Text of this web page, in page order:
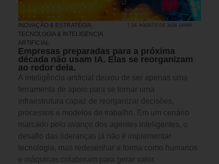
INOVAÇÃO & ESTRATÉGIA
TECNOLOGIA & INTELIGENCIA
ARTIFICIAL
7 DE AGOSTO DE 2026 14H00
Empresas preparadas para a próxima
década não usam IA. Elas se reorganizam
ao redor dela.
A inteligência artificial deixou de ser apenas uma
ferramenta de apoio para se tornar uma
infraestrutura capaz de reorganizar decisões,
processos e modelos de trabalho. Em um cenário
marcado pelo avanço dos agentes inteligentes, o
desafio das lideranças já não é implementar
tecnologia, mas redesenhar a forma como humanos
e máquinas colaboram para gerar valor.